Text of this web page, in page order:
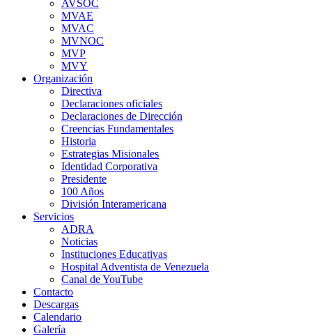
AVSOC
MVAE
MVAC
MVNOC
MVP
MVY
Organización
Directiva
Declaraciones oficiales
Declaraciones de Dirección
Creencias Fundamentales
Historia
Estrategias Misionales
Identidad Corporativa
Presidente
100 Años
División Interamericana
Servicios
ADRA
Noticias
Instituciones Educativas
Hospital Adventista de Venezuela
Canal de YouTube
Contacto
Descargas
Calendario
Galería